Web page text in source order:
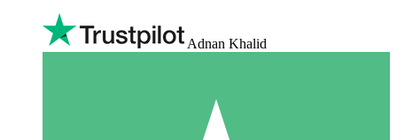
Adnan Khalid